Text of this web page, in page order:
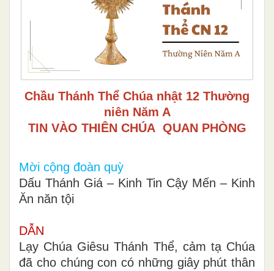
Chầu Thánh Thể Chúa nhật 12 Thường
niên Năm A
TIN VÀO THIÊN CHÚA QUAN PHÒNG
Mời cộng đoàn quỳ
Dấu Thánh Giá – Kinh Tin Cậy Mến – Kinh
Ăn năn tội
DẪN
Lạy Chúa Giêsu Thánh Thể, cảm tạ Chúa
đã cho chúng con có những giây phút thân